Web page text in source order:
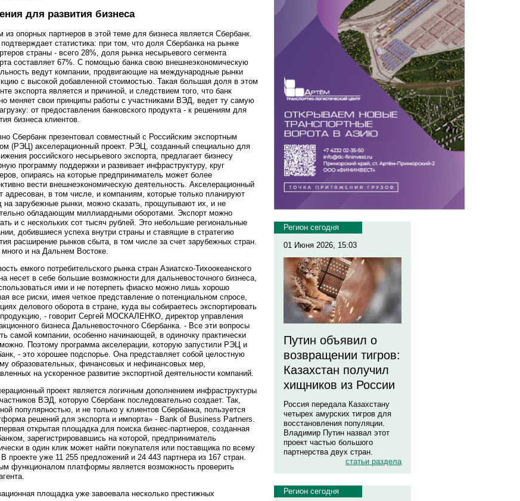
для развития бизнеса
из опорных партнеров в этой теме для бизнеса является Сбербанк.
статистика: при том, что доля Сбербанка на рынке
страны - всего 28%, доля рынка несырьевого сегмента
составляет 67%. С помощью банка свою внешнеэкономическую
ведут компании, продвигающие на международные рынки
с высокой добавленной стоимостью. Такая большая доля в этом
экспорта является и причиной, и следствием того, что банк
меняет свои принципы работы с участниками ВЭД, ведет ту самую
от предоставления банковского продукта - к решениям для
бизнеса клиентов.
Сбербанк презентовал совместный с Российским экспортным
(РЭЦ) акселерационный проект. РЭЦ, созданный специально для
российского несырьевого экспорта, предлагает бизнесу
программу поддержки и развивает инфраструктуру, круг
опираясь на которые предприниматель может более
вести внешнеэкономическую деятельность. Акселерационный
адресован, в том числе, и компаниям, которые только планируют
на зарубежные рынки, можно сказать, прощупывают их, и не
обладающим миллиардными оборотами. Экспорт можно
и с нескольких сот тысяч рублей. Это небольшие региональные
добившиеся успеха внутри страны и ставящие в стратегию
расширение рынков сбыта, в том числе за счет зарубежных стран.
много и на Дальнем Востоке.
емкого потребительского рынка стран Азиатско-Тихоокеанского
несет в себе большие возможности для дальневосточного бизнеса,
ими и не потерпеть фиаско можно лишь хорошо
все риски, имея четкое представление о потенциальном спросе,
делового оборота в стране, куда вы собираетесь экспортировать
- говорит Сергей МОСКАЛЕНКО, директор управления
бизнеса Дальневосточного Сбербанка. - Все эти вопросы
самой компании, особенно начинающей, в одиночку практически
Поэтому программа акселерации, которую запустили РЭЦ и
- это хорошее подспорье. Она представляет собой целостную
образовательных, финансовых и нефинансовых мер,
на ускоренное развитие экспортной деятельности компаний.
проект является логичным дополнением инфраструктуры
ВЭД, которую Сбербанк последовательно создает. Так,
популярностью, и не только у клиентов Сбербанка, пользуется
решений для экспорта и импорта» - Bank of Business Partners.
открытая площадка для поиска бизнес-партнеров, созданная
зарегистрировавшись на которой, предприниматель
в один клик может найти покупателя или поставщика по всему
проекте уже 11 255 предложений и 24 443 партнера из 167 стран.
функционалом платформы является возможность проверить
площадка уже завоевала несколько престижных
Регион сегодня
01 Июня 2026, 15:03
Путин объявил о
возвращении тигров:
Казахстан получил
хищников из России
Россия передала Казахстану
четырех амурских тигров для
восстановления популяции.
Владимир Путин назвал этот
проект частью большого
партнерства двух стран.
статьи раздела
Регион сегодня